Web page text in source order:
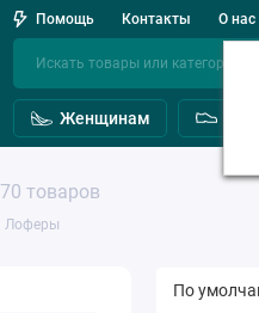
Помощь Контакты О нас
Женщинам
70 товаров
Лоферы